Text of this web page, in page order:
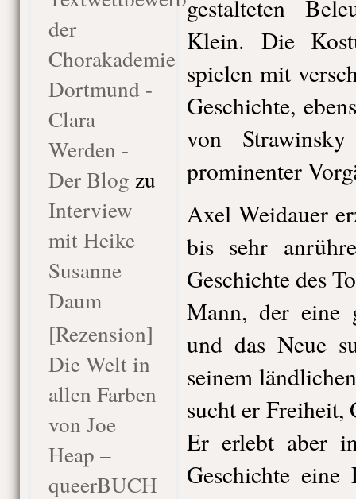
der
Chorakademie
Dortmund -
Clara
Werden -
Der Blog zu
Interview
mit Heike
Susanne
Daum
[Rezension]
Die Welt in
allen Farben
von Joe
Heap –
queerBUCH
gestalteten
Klein. Die
spielen mit
Geschichte,
von
prominenter
Axel Weidauer
bis sehr
Geschichte des
Mann, der eine
und das Neue
seinem
sucht er
Er erlebt aber
Geschichte eine